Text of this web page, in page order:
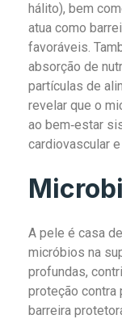
hálito), bem
atua como
favoráveis.
absorção de
partículas de
revelar que o
ao bem‑estar
cardiovascular
A pele é casa
micróbios na
profundas,
proteção contra
barreira